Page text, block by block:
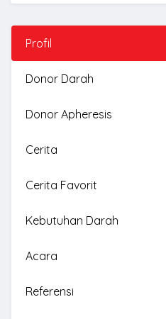
Profil
Donor Darah
Donor Apheresis
Cerita
Cerita Favorit
Kebutuhan Darah
Acara
Referensi